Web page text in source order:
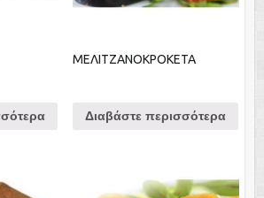
ΜΕΛΙΤΖΑΝΟΚΡΟΚΕΤΑ
Διαβάστε περισσότερα